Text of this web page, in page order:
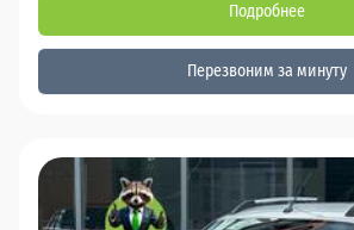
Подробнее
Перезвоним за минуту